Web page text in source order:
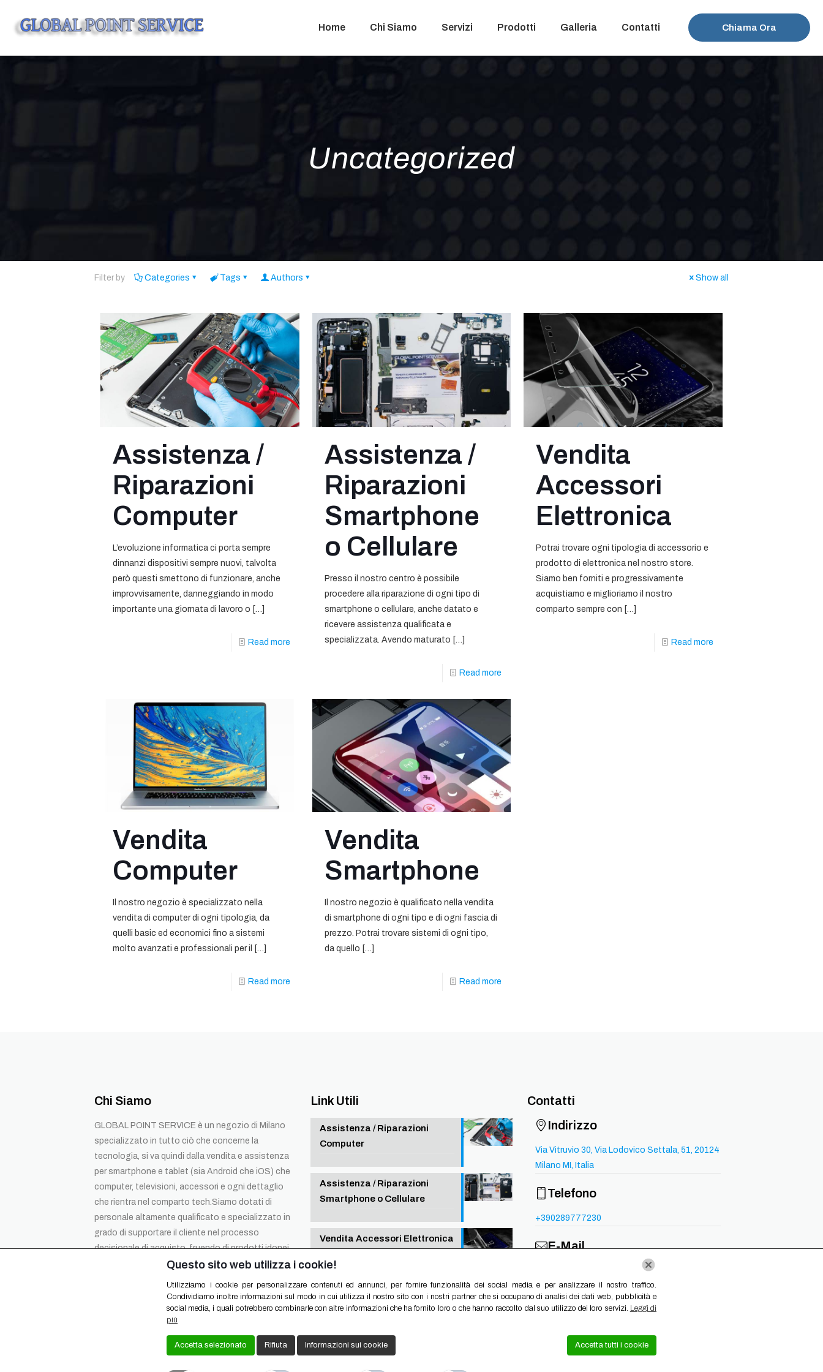
Home Chi Siamo Servizi Prodotti Galleria Contatti Chiama Ora
Uncategorized
Filter by Categories Tags Authors Show all
Assistenza /
Riparazioni
Computer
L’evoluzione informatica ci porta sempre
dinnanzi dispositivi sempre nuovi, talvolta
però questi smettono di funzionare, anche
improvvisamente, danneggiando in modo
importante una giornata di lavoro o […]
Read more
Assistenza /
Riparazioni
Smartphone
o Cellulare
Presso il nostro centro è possibile
procedere alla riparazione di ogni tipo di
smartphone o cellulare, anche datato e
ricevere assistenza qualificata e
specializzata. Avendo maturato […]
Read more
Vendita
Accessori
Elettronica
Potrai trovare ogni tipologia di accessorio e
prodotto di elettronica nel nostro store.
Siamo ben forniti e progressivamente
acquistiamo e miglioriamo il nostro
comparto sempre con […]
Read more
Vendita
Computer
Il nostro negozio è specializzato nella
vendita di computer di ogni tipologia, da
quelli basic ed economici fino a sistemi
molto avanzati e professionali per il
[…]
Read more
Vendita
Smartphone
Il nostro negozio è qualificato nella vendita
di smartphone di ogni tipo e di ogni fascia di
prezzo. Potrai trovare sistemi di ogni tipo,
da quello […]
Read more
Chi Siamo
GLOBAL POINT SERVICE è un negozio di Milano
specializzato in tutto ciò che concerne la
tecnologia, si va quindi dalla vendita e assistenza
per smartphone e tablet (sia Android che iOS) che
computer, televisioni, accessori e ogni dettaglio
che rientra nel comparto tech.Siamo dotati di
personale altamente qualificato e specializzato in
grado di supportare il cliente nel processo
decisionale di acquisto, fruendo di prodotti idonei…
Privacy Policy
Link Utili
Assistenza / Riparazioni
Computer
Assistenza / Riparazioni
Smartphone o Cellulare
Vendita Accessori Elettronica
Contatti
Indirizzo
Via Vitruvio 30, Via Lodovico Settala, 51, 20124
Milano MI, Italia
Telefono
+390289777230
E-Mail
globalpointservice30@gmail.com
Local Web – Agenzia Web Marketing Milano Copyrights © 2020 Global Point Service - P. IVA 06763010961 | Tutti i diritti riservati.
Questo sito web utilizza i cookie!
Utilizziamo i cookie per personalizzare contenuti ed annunci, per fornire funzionalità dei social media e per analizzare il nostro traffico.
Condividiamo inoltre informazioni sul modo in cui utilizza il nostro sito con i nostri partner che si occupano di analisi dei dati web, pubblicità e
social media, i quali potrebbero combinarle con altre informazioni che ha fornito loro o che hanno raccolto dal suo utilizzo dei loro servizi. Leggi di
più
Accetta selezionato Rifiuta Informazioni sui cookie Accetta tutti i cookie